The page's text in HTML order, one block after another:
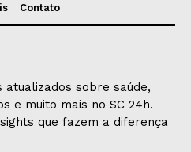
Contato
sobre saúde,
e muito mais no SC 24h.
que fazem a diferença